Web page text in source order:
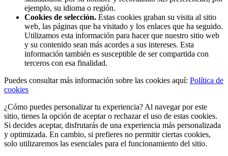
ejemplo, su idioma o región.
Cookies de selección. Estas cookies graban su visita al sitio
web, las páginas que ha visitado y los enlaces que ha seguido.
Utilizamos esta información para hacer que nuestro sitio web
y su contenido sean más acordes a sus intereses. Esta
información también es susceptible de ser compartida con
terceros con esa finalidad.
Puedes consultar más información sobre las cookies aquí: Política de
cookies
¿Cómo puedes personalizar tu experiencia? Al navegar por este
sitio, tienes la opción de aceptar o rechazar el uso de estas cookies.
Si decides aceptar, disfrutarás de una experiencia más personalizada
y optimizada. En cambio, si prefieres no permitir ciertas cookies,
solo utilizaremos las esenciales para el funcionamiento del sitio.